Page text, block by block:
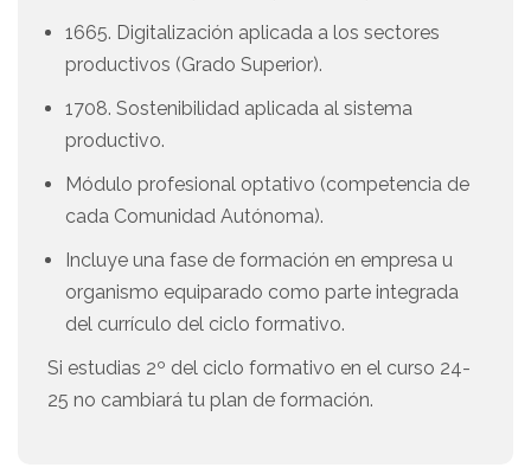
1665. Digitalización aplicada a los sectores
productivos (Grado Superior).
1708. Sostenibilidad aplicada al sistema
productivo.
Módulo profesional optativo (competencia de
cada Comunidad Autónoma).
Incluye una fase de formación en empresa u
organismo equiparado como parte integrada
del currículo del ciclo formativo.
Si estudias 2º del ciclo formativo en el curso 24-
25 no cambiará tu plan de formación.